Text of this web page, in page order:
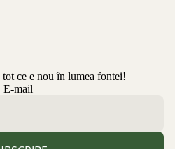
ce e nou în lumea fontei!
E-mail